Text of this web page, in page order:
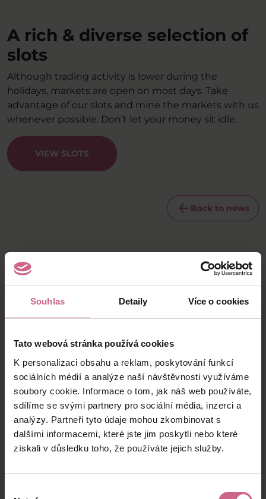
Souhlas Detaily Více o cookies
Tato webová stránka používá cookies
K personalizaci obsahu a reklam, poskytování funkcí
sociálních médií a analýze naší návštěvnosti využíváme
soubory cookie. Informace o tom, jak náš web používáte,
sdílíme se svými partnery pro sociální média, inzerci a
analýzy. Partneři tyto údaje mohou zkombinovat s
dalšími informacemi, které jste jim poskytli nebo které
získali v důsledku toho, že používáte jejich služby.
A rich & diverse selection of
slots
Although trading activity is lower during the
holidays, markets are open on most days. Take
advantage of our slots and mine the markets with us
whenever possible. Don’t let your money sit idle.
VIEW SLOTS
arrow_back Back to news
More from Uncategorized
XDIGR PRO startuje 30. července. Buďte mezi
prvními a seznamte se s novou generací